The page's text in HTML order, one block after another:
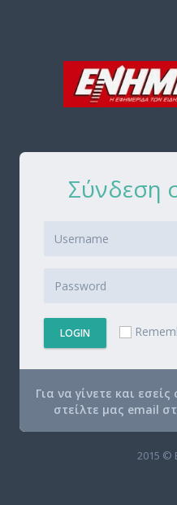
Σύνδεση
LOGIN
Για να γίνετε και
στείλτε μας email
2015 ©